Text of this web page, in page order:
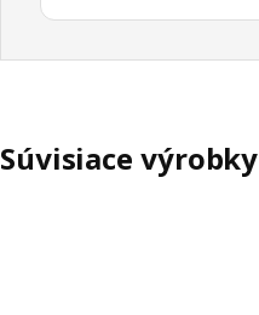
Súvisiace výrobky